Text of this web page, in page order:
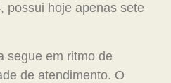
possui hoje apenas sete
segue em ritmo de
de atendimento. O